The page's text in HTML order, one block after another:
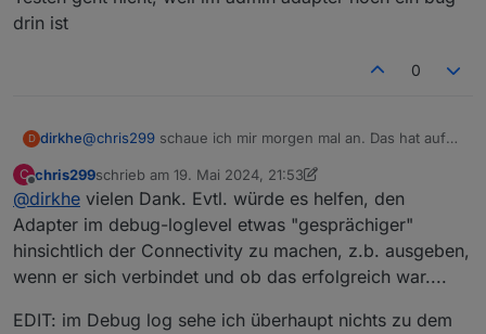
drin ist
0
D dirkhe@chris299 schaue ich mir morgen mal an. Das hat auf
anpassen, weil da ständig Warnungen kamen. Vlt ist
dabei was kaputt gegangen.
Testen geht nicht, weil im admin adapter noch ein bug
drin ist
C
Offline
chris299schrieb am 19. Mai 2024, 21:53
zuletzt editiert von chris299
@dirkhe vielen Dank. Evtl. würde es helfen, den
Adapter im debug-loglevel etwas "gesprächiger"
hinsichtlich der Connectivity zu machen, z.b. ausgeben,
wenn er sich verbindet und ob das erfolgreich war....
EDIT: im Debug log sehe ich überhaupt nichts zu dem